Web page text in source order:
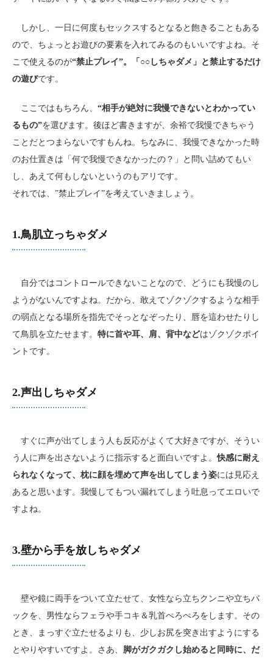
しかし、一日に何度もセックスするとなると飽きることもある
ので、ちょっとお遊びの要素を入れてみるのもいいですよね。そ
こで使えるのが“禁止プレイ”。「○○しちゃダメ」と禁止するだけ
の遊びです。
ここではもちろん、 “相手が絶対に我慢できないとわかってい
るもの”を選びます。後ほど書きますが、余裕で我慢できちゃう
ことだとつまらないですもんね。ちなみに、我慢できなかった時
のお仕置きは「何で我慢できなかったの？」と問い詰めてもい
し、あえて何もしないというのもアリです。
それでは、”禁止プレイ”を考えていきましょう。
1.鳥肌立っちゃダメ
自分ではコントロールできないことなので、どうにも我慢のし
ようがないんですよね。だから、敢えてゾクゾクするような相手
の弱点となる場所を指先でそっとなぞったり、唇を這わせたりし
て鳥肌を立たせます。 特に首や耳、肩、背中などはゾクゾクポイ
ントです。
2.声出しちゃダメ
すぐに声が出てしまう人も反応がよくて大好きですが、そうい
う人に声を出さないように指示すると面白いですよ。快感に耐え
られなくなって、枕に顔を埋めて声を出してしまう姿には見応え
あると思います。我慢してもつい漏れてしまう吐息ってエロいで
すよね。
3.壁から手を放しちゃダメ
壁や鏡に両手をついて立たせて、女性なら立ちクンニや立ちバ
ックを、男性ならフェラや手コキ＆乳首ぺろぺろをします。その
とき、まっすぐ立たせるよりも、少しお尻を突き出すようにする
とやりやすいですよ。さあ、 脚がガクガクし始めると同時に、だ